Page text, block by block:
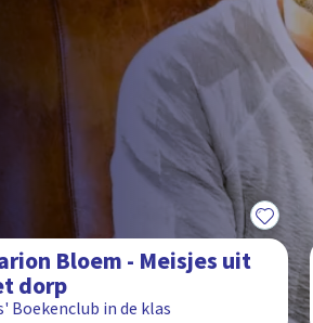
Bloem - Meisjes uit
dorp
Boekenclub in de klas